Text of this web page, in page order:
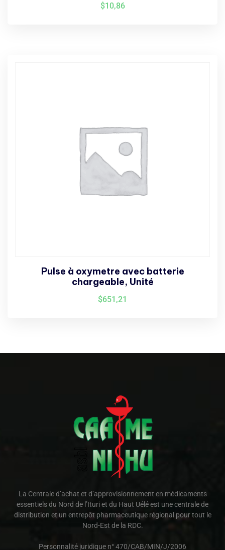
$10,86
Pulse à oxymetre avec batterie
chargeable, Unité
$651,21
La Centrale d’achat et d’approvisionnement en médicaments
essentiels du Nord de l’Ituri et du Haut Uélé est une centrale de
distribution et un entrepôt pharmaceutique régional pour tout le
Nord-Est de la RDC.
Personnalité juridique n° 470/CAB/MIN/J/2006